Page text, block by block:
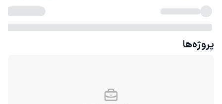
پروژه‌ها